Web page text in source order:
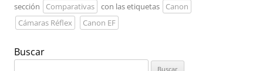
sección
Comparativas con las etiquetas
Canon
Cámaras Réflex
Canon EF
Buscar